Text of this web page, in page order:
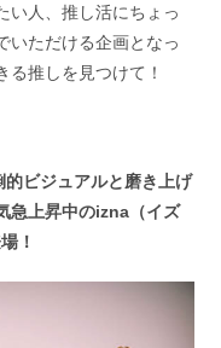
い人、推し活にちょっ
いただける企画となっ
る推しを見つけて！
ビジュアルと磨き上げ
急上昇中のizna（イズ
！